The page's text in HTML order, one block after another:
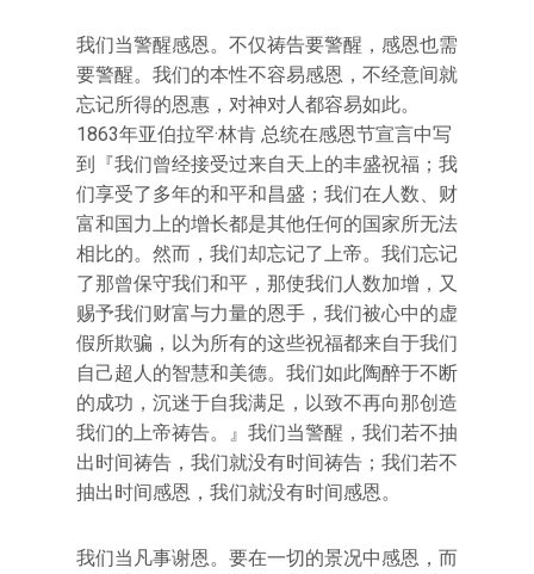
我们当警醒感恩。不仅祷告要警醒，感恩也需
要警醒。我们的本性不容易感恩，不经意间就
忘记所得的恩惠，对神对人都容易如此。
1863年亚伯拉罕·林肯 总统在感恩节宣言中写
到『我们曾经接受过来自天上的丰盛祝福；我
们享受了多年的和平和昌盛；我们在人数、财
富和国力上的增长都是其他任何的国家所无法
相比的。然而，我们却忘记了上帝。我们忘记
了那曾保守我们和平，那使我们人数加增，又
赐予我们财富与力量的恩手，我们被心中的虚
假所欺骗，以为所有的这些祝福都来自于我们
自己超人的智慧和美德。我们如此陶醉于不断
的成功，沉迷于自我满足，以致不再向那创造
我们的上帝祷告。』我们当警醒，我们若不抽
出时间祷告，我们就没有时间祷告；我们若不
抽出时间感恩，我们就没有时间感恩。
我们当凡事谢恩。要在一切的景况中感恩，而